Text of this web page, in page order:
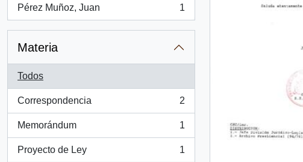
Pérez Muñoz, Juan
, 1 resultados
1
Materia
Todos
Correspondencia
, 2 resultados
2
Memorándum
, 1 resultados
1
Proyecto de Ley
, 1 resultados
1